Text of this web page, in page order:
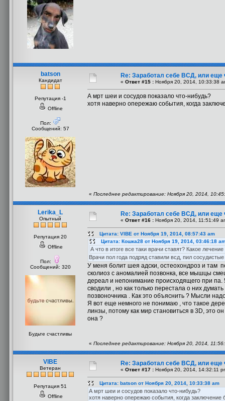
batson
Кандидат
Репутация -1
Offline
Пол:
Сообщений: 57
Re: Заработал себе ВСД, или еще
« Ответ #15 : Ноября 20, 2014, 10:33:38
А мрт шеи и сосудов показало что-нибудь?
хотя наверно опережаю события, когда
« Последнее редактирование: Ноября 20, 2014,
Lerika_L
Опытный
Репутация 20
Offline
Пол:
Сообщений: 320
Будьте счастливы
Re: Заработал себе ВСД, или еще
« Ответ #16 : Ноября 20, 2014, 11:51:49
Цитата: VIBE от Ноября 19, 2014, 08:57:43 am
Цитата: Кошка28 от Ноября 19, 2014, 03:46:18
А что в итоге все таки врачи ставят? Какое
Врачи пол года подряд ставили всд, пил
У меня болит шея адски, остеохондроз и там
сколиоз с аномалией позвонка, все мышцы
дереал и непонимание происходящего при
сводили , но как только перестала о них
позвоночника . Как это объяснить ? Мысли
Я вот еще немного не понимаю , что такое
линзы, потому как мир становиться в 3D, это
она ?
« Последнее редактирование: Ноября 20, 2014,
VIBE
Ветеран
Репутация 51
Offline
Re: Заработал себе ВСД, или еще
« Ответ #17 : Ноября 20, 2014, 14:32:11
Цитата: batson от Ноября 20, 2014, 10:33:38 am
А мрт шеи и сосудов показало что-нибудь?
хотя наверно опережаю события, когда заключение